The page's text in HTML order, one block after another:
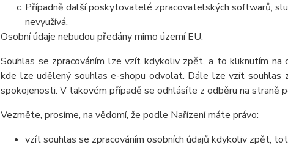
Případně další poskytovatelé zpracovatelských softwarů,
nevyužívá.
Osobní údaje nebudou předány mimo území EU.
Souhlas se zpracováním lze vzít kdykoliv zpět, a to kliknutím na
kde lze udělený souhlas e-shopu odvolat. Dále lze vzít
spokojenosti. V takovém případě se odhlásíte z odběru na straně
Vezměte, prosíme, na vědomí, že podle Nařízení máte právo:
vzít souhlas se zpracováním osobních údajů kdykoliv zpět,